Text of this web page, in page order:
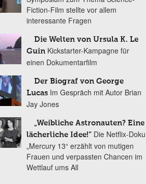
Fiction-Film stellte vor allem
interessante Fragen
Die Welten von Ursula K. Le
Guin Kickstarter-Kampagne für
einen Dokumentarfilm
Der Biograf von George
Lucas Im Gespräch mit Autor Brian
Jay Jones
„Weibliche Astronauten? Eine
lächerliche Idee!“ Die Netflix-Doku
„Mercury 13“ erzählt von mutigen
Frauen und verpassten Chancen im
Wettlauf ums All